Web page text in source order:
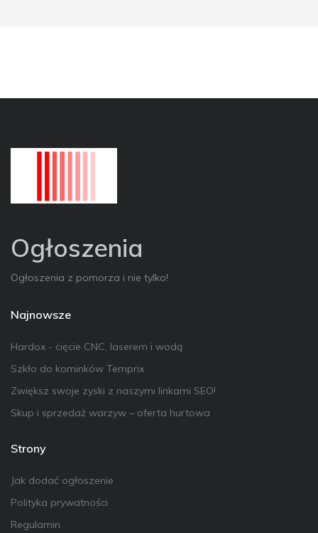
Ogłoszenia
Ogłoszenia z pomorza i nie tylko!
Najnowsze
Hardox - cięcie CNC, laserem i wodą
Szkło do kominków Temprix
Zwiększ swoje zyski z naszymi linkami SEO!
Skup i sprzedaż warzyw – oferta hurtowa
Strony
Jak dodać ogłoszenie
Polityka prywatności
Regulamin